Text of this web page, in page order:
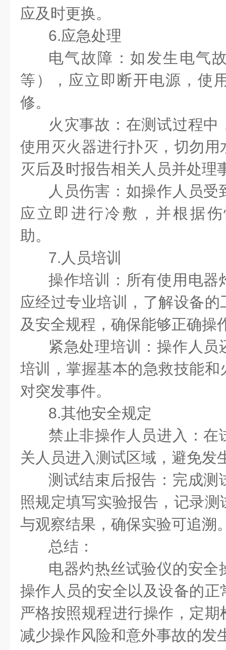
应及时更换。
6.应急处理
电气故障：如发生电气
等），应立即断开电源，使
修。
火灾事故：在测试过程中
使用灭火器进行扑灭，切勿
灭后及时报告相关人员并处
人员伤害：如操作人员
应立即进行冷敷，并根据
助。
7.人员培训
操作培训：所有使用电器
应经过专业培训，了解设备
及安全规程，确保能够正确
紧急处理培训：操作人员
培训，掌握基本的急救技能
对突发事件。
8.其他安全规定
禁止非操作人员进入：在
关人员进入测试区域，避免
测试结束后报告：完成测
照规定填写实验报告，记录
与观察结果，确保实验可追
总结：
电器灼热丝试验仪的安全
操作人员的安全以及设备的
严格按照规程进行操作，定
减少操作风险和意外事故的发